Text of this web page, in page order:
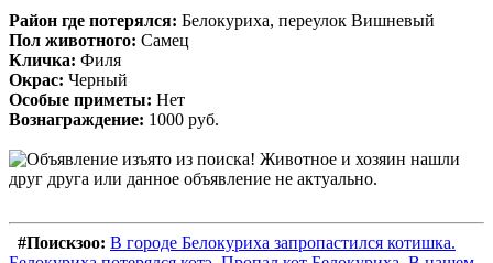
Район где потерялся: Белокуриха, переулок Вишневый
Пол животного: Самец
Кличка: Филя
Окрас: Черный
Особые приметы: Нет
Вознаграждение: 1000 руб.
#Поискзоо: В городе Белокуриха запропастился котишка.